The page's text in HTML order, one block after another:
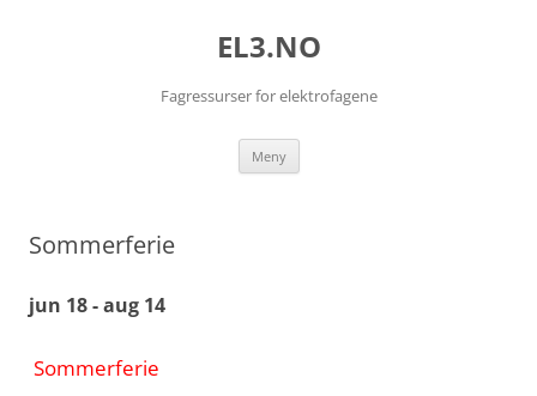
EL3.NO
Fagressurser for elektrofagene
Meny Hopp
innhold
Sommerferie
jun 18 - aug 14
Sommerferie